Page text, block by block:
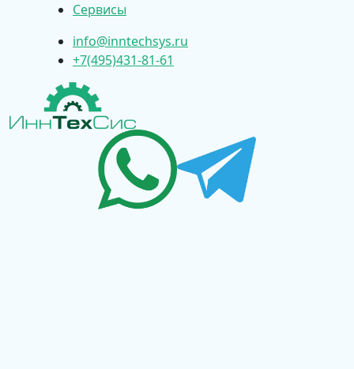
Сервисы
info@inntechsys.ru
+7(495)431-81-61